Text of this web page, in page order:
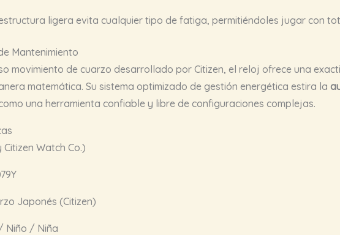
ligera evita cualquier tipo de fatiga, permitiéndoles jugar con
Mantenimiento
movimiento de cuarzo desarrollado por Citizen, el reloj ofrece una
matemática. Su sistema optimizado de gestión energética estira la
una herramienta confiable y libre de configuraciones complejas.
Watch Co.)
Japonés (Citizen)
Niño / Niña